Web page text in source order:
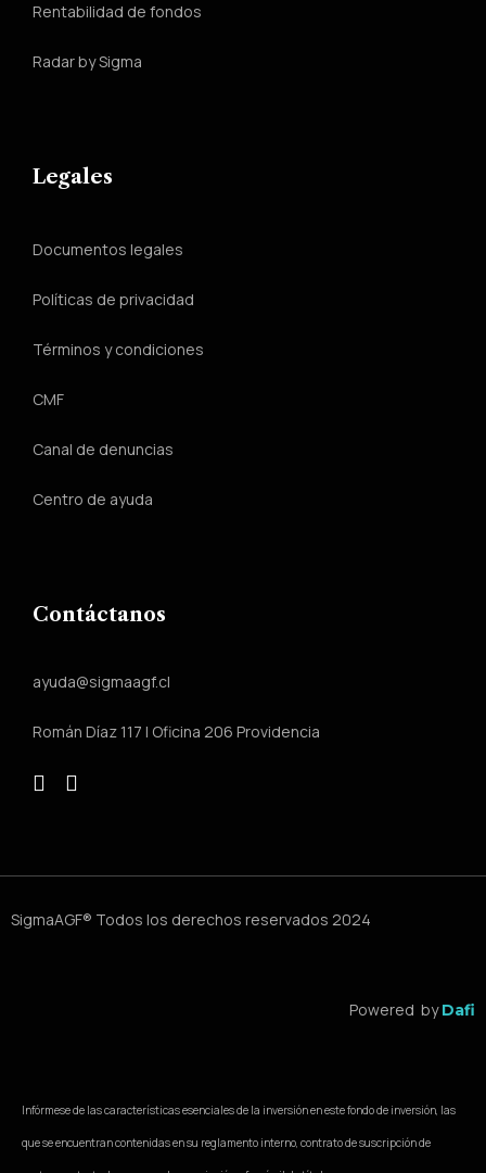
Rentabilidad de fondos
Radar by Sigma
Legales
Documentos legales
Políticas de privacidad
Términos y condiciones
CMF
Canal de denuncias
Centro de ayuda
Contáctanos
ayuda@sigmaagf.cl
Román Díaz 117 | Oficina 206 Providencia
SigmaAGF® Todos los derechos reservados 2024
Powered byDafi
Infórmese de las características esenciales de la inversión en este fondo de inversión, las
que se encuentran contenidas en su reglamento interno, contrato de suscripción de